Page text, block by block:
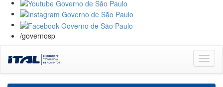
/governosp
navigation